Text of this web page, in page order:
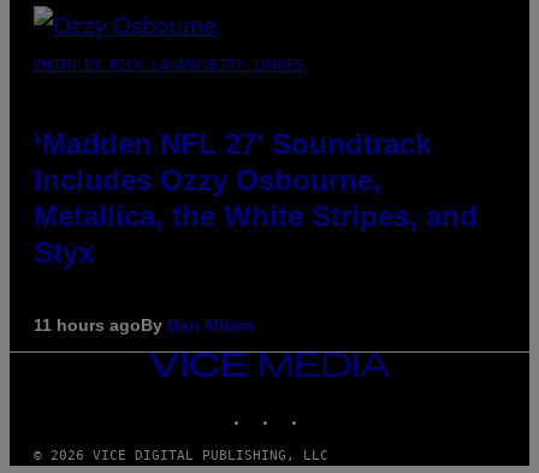
PHOTO BY NICK LAHAM/GETTY IMAGES
‘Madden NFL 27’ Soundtrack
Includes Ozzy Osbourne,
Metallica, the White Stripes, and
Styx
11 hours agoBy Dan Milam
VICE
MEDIA
© 2026 VICE DIGITAL PUBLISHING, LLC